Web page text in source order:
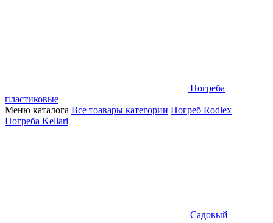
Погреба
пластиковые
Меню каталога Все тоавары категории Погреб Rodlex
Погреба Kellari
Садовый